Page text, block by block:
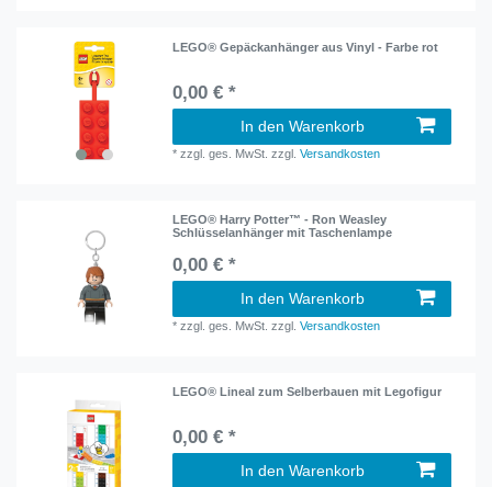
LEGO® Gepäckanhänger aus Vinyl - Farbe rot
0,00 € *
In den Warenkorb
*zzgl. ges. MwSt. zzgl.Versandkosten
LEGO® Harry Potter™ - Ron Weasley
Schlüsselanhänger mit Taschenlampe
0,00 € *
In den Warenkorb
*zzgl. ges. MwSt. zzgl.Versandkosten
LEGO® Lineal zum Selberbauen mit Legofigur
0,00 € *
In den Warenkorb